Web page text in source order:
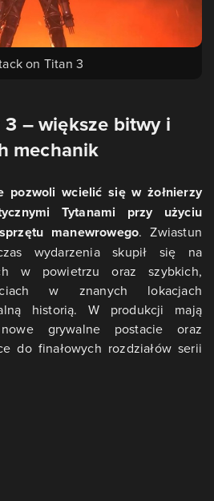
on Titan 3
– większe bitwy i
mechanik
pozwoli wcielić się w żołnierzy
Tytanami przy użyciu
manewrowego. Zwiastun
wydarzenia skupił się na
w powietrzu oraz szybkich,
w znanych lokacjach
historią. W produkcji mają
grywalne postacie oraz
do finałowych rozdziałów serii